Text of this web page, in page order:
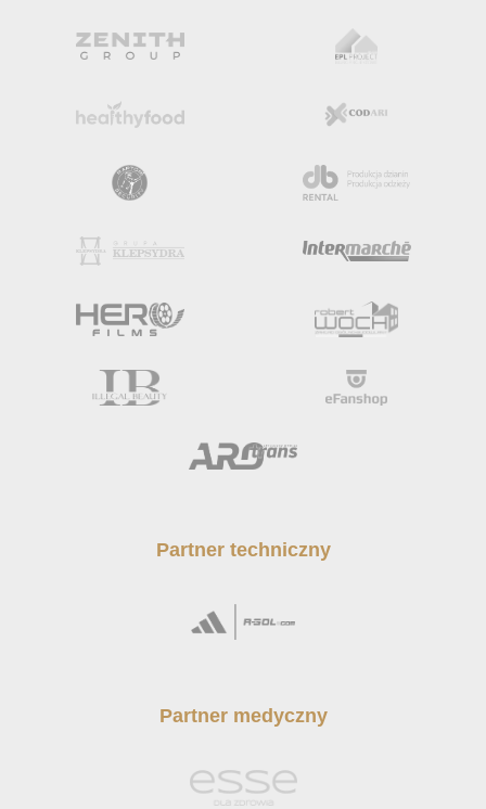
Partner techniczny
Partner medyczny